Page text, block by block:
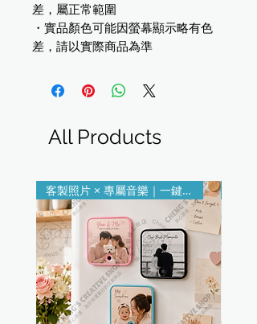
差，屬正常範圍
・實品顏色可能因螢幕顯示略有色
差，請以實際商品為準
All Products
客製照片 × 專屬音樂｜一鍵播放